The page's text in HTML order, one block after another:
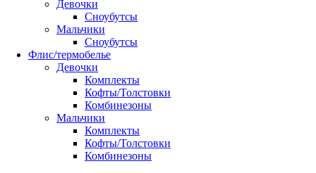
Девочки
Сноубутсы
Мальчики
Сноубутсы
Флис/термобелье
Девочки
Комплекты
Кофты/Толстовки
Комбинезоны
Мальчики
Комплекты
Кофты/Толстовки
Комбинезоны